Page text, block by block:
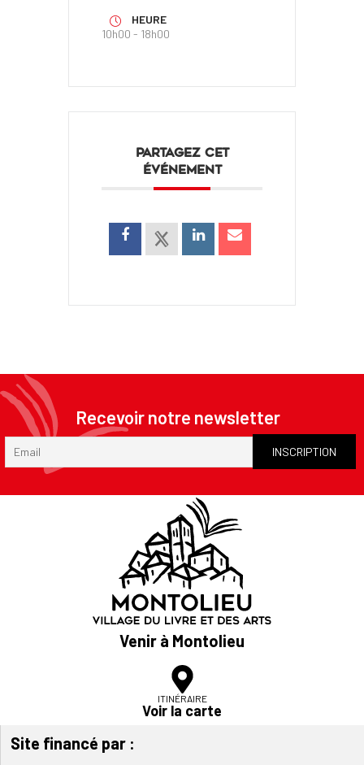
HEURE
10h00 - 18h00
PARTAGEZ CET
ÉVÉNEMENT
Recevoir notre newsletter
Venir à Montolieu
ITINÉRAIRE
Voir la carte
Site financé par :